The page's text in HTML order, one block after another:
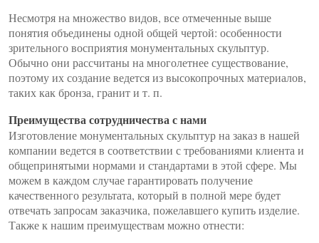
Несмотря на множество видов, все отмеченные выше
понятия объединены одной общей чертой: особенности
зрительного восприятия монументальных скульптур.
Обычно они рассчитаны на многолетнее существование,
поэтому их создание ведется из высокопрочных материалов,
таких как бронза, гранит и т. п.
Преимущества сотрудничества с нами
Изготовление монументальных скульптур на заказ в нашей
компании ведется в соответствии с требованиями клиента и
общепринятыми нормами и стандартами в этой сфере. Мы
можем в каждом случае гарантировать получение
качественного результата, который в полной мере будет
отвечать запросам заказчика, пожелавшего купить изделие.
Также к нашим преимуществам можно отнести: